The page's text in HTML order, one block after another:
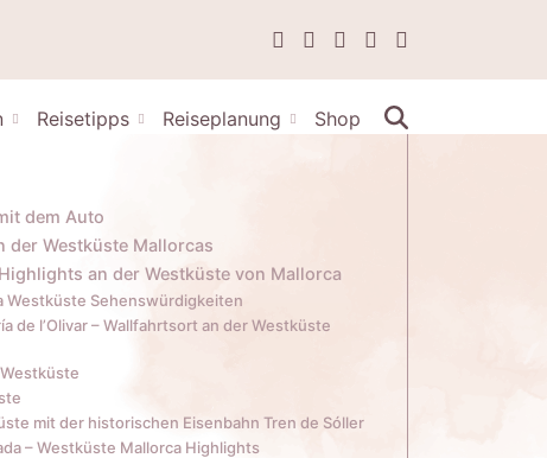
Reisetipps Reiseplanung Shop
dem Auto
der Westküste Mallorcas
an der Westküste von Mallorca
Westküste Sehenswürdigkeiten
de l’Olivar – Wallfahrtsort an der Westküste
mit der historischen Eisenbahn Tren de Sóller
– Westküste Mallorca Highlights